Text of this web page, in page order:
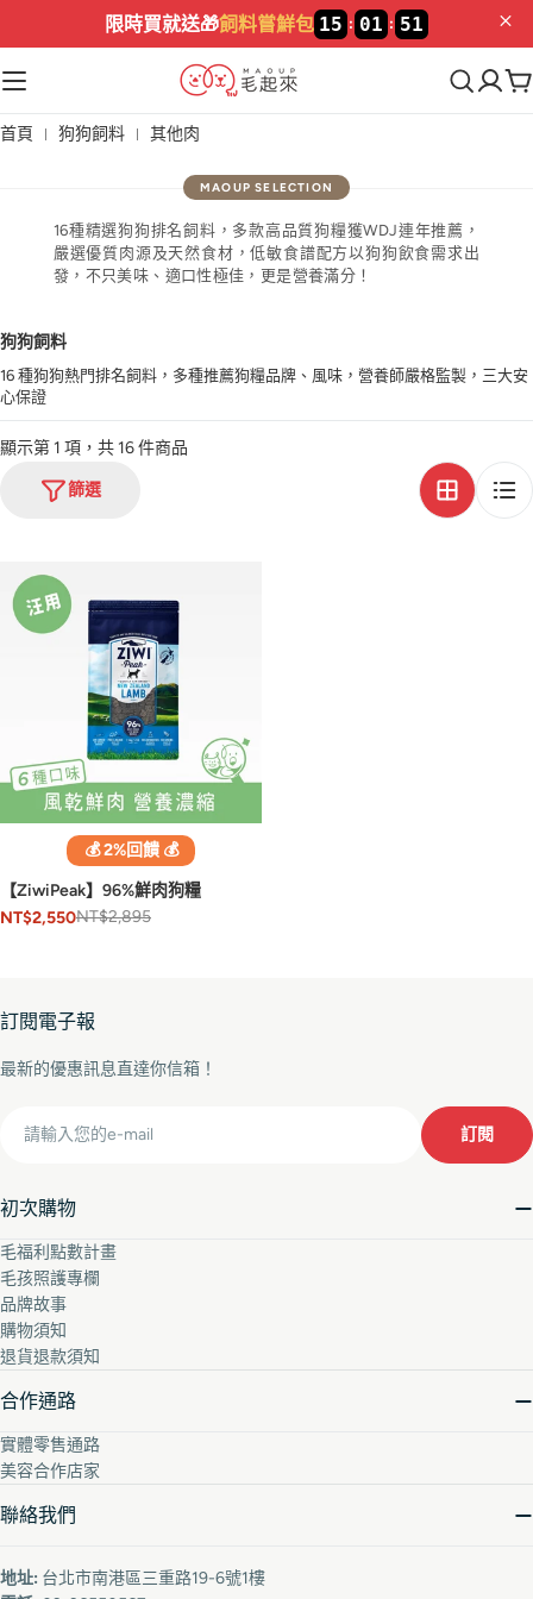
限時買就送🎁飼料嘗鮮包 15 : 01 : 51
購
物
首頁 狗狗飼料 其他肉
16種精選狗狗排名飼料，多款高品質狗糧獲WDJ連年推薦，
嚴選優質肉源及天然食材，低敏食譜配方以狗狗飲食需求出
發，不只美味、適口性極佳，更是營養滿分！
狗狗飼料
16 種狗狗熱門排名飼料，多種推薦狗糧品牌、風味，營養師嚴格監製，三大安
心保證
顯示第 1 項，共 16 件商品
篩選
💰 2%回饋 💰
【ZiwiPeak】96%鮮肉狗糧
NT$2,550NT$2,895
初次購物
毛福利點數計畫
毛孩照護專欄
品牌故事
購物須知
退貨退款須知
合作通路
實體零售通路
美容合作店家
聯絡我們
地址: 台北市南港區三重路19-6號1樓
訂閱電子報
最新的優惠訊息直達你信箱！
訂閱